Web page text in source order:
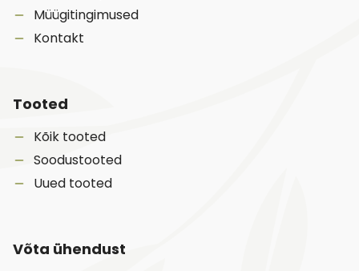
Müügitingimused
Kontakt
Tooted
Kõik tooted
Soodustooted
Uued tooted
Võta ühendust